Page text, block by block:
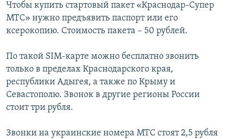
Чтобы купить стартовый пакет «Краснодар-Супер
МТС» нужно предъявить паспорт или его
ксерокопию. Стоимость пакета – 50 рублей.
По такой SIM-карте можно бесплатно звонить
только в пределах Краснодарского края,
республики Адыгея, а также по Крыму и
Севастополю. Звонок в другие регионы России
стоит три рубля.
Звонки на украинские номера МТС стоят 2,5 рубля